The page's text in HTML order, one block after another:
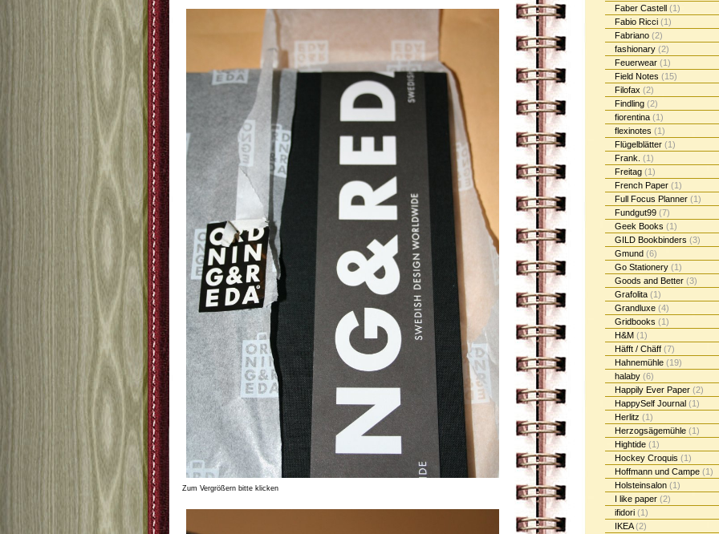
Zum Vergrößern bitte klicken
Faber Castell (1)
Fabio Ricci (1)
Fabriano (2)
fashionary (2)
Feuerwear (1)
Field Notes (15)
Filofax (2)
Findling (2)
fiorentina (1)
flexinotes (1)
Flügelblätter (1)
Frank. (1)
Freitag (1)
French Paper (1)
Full Focus Planner (1)
Fundgut99 (7)
Geek Books (1)
GILD Bookbinders (3)
Gmund (6)
Go Stationery (1)
Goods and Better (3)
Grafolita (1)
Grandluxe (4)
Gridbooks (1)
H&M (1)
Häfft / Chäff (7)
Hahnemühle (19)
halaby (6)
Happily Ever Paper (2)
HappySelf Journal (1)
Herlitz (1)
Herzogsägemühle (1)
Hightide (1)
Hockey Croquis (1)
Hoffmann und Campe (1)
Holsteinsalon (1)
I like paper (2)
ifidori (1)
IKEA(2)